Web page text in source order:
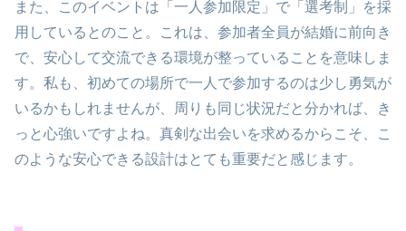
また、このイベントは「一人参加限定」で「選考制」を採
用しているとのこと。これは、参加者全員が結婚に前向き
で、安心して交流できる環境が整っていることを意味しま
す。私も、初めての場所で一人で参加するのは少し勇気が
いるかもしれませんが、周りも同じ状況だと分かれば、き
っと心強いですよね。真剣な出会いを求めるからこそ、こ
のような安心できる設計はとても重要だと感じます。